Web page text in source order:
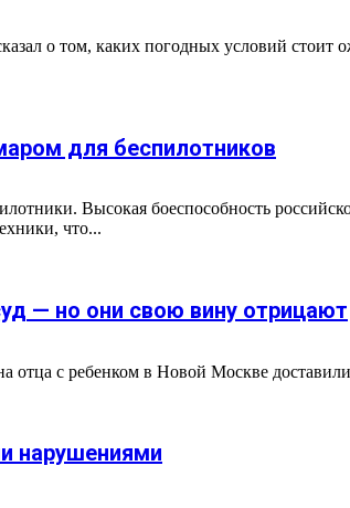
о том, каких погодных условий стоит
для беспилотников
Высокая боеспособность
что...
— но они свою вину отрицают
с ребенком в Новой Москве
нарушениями